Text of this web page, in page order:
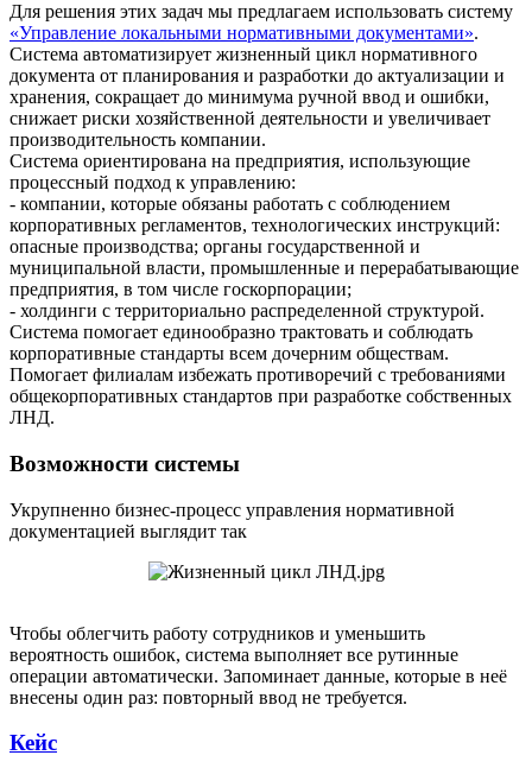
Для решения этих задач мы предлагаем использовать систему
«Управление локальными нормативными документами».
Система автоматизирует жизненный цикл нормативного
документа от планирования и разработки до актуализации и
хранения, сокращает до минимума ручной ввод и ошибки,
снижает риски хозяйственной деятельности и увеличивает
производительность компании.
Система ориентирована на предприятия, использующие
процессный подход к управлению:
- компании, которые обязаны работать с соблюдением
корпоративных регламентов, технологических инструкций:
опасные производства; органы государственной и
муниципальной власти, промышленные и перерабатывающие
предприятия, в том числе госкорпорации;
- холдинги с территориально распределенной структурой.
Система помогает единообразно трактовать и соблюдать
корпоративные стандарты всем дочерним обществам.
Помогает филиалам избежать противоречий с требованиями
общекорпоративных стандартов при разработке собственных
ЛНД.
Возможности системы
Укрупненно бизнес-процесс управления нормативной
документацией выглядит так
Чтобы облегчить работу сотрудников и уменьшить
вероятность ошибок, система выполняет все рутинные
операции автоматически. Запоминает данные, которые в неё
внесены один раз: повторный ввод не требуется.
Кейс